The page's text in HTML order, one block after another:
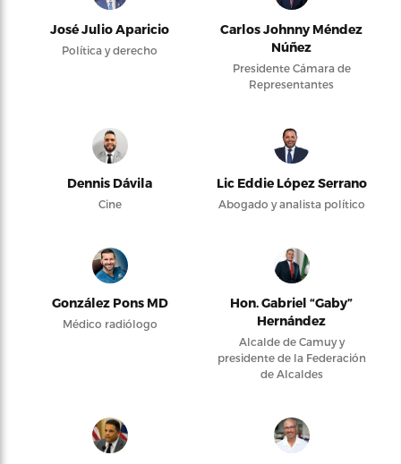
José Julio Aparicio
Política y derecho
Carlos Johnny Méndez
Núñez
Presidente Cámara de
Representantes
Dennis Dávila
Cine
Lic Eddie López Serrano
Abogado y analista político
González Pons MD
Médico radiólogo
Hon. Gabriel “Gaby”
Hernández
Alcalde de Camuy y
presidente de la Federación
de Alcaldes